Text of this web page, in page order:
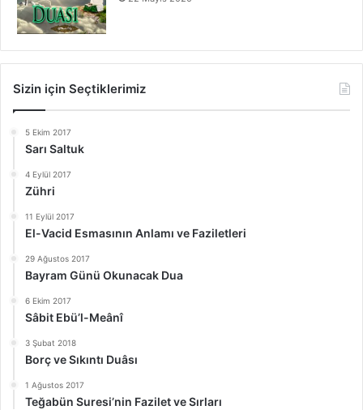
Sizin için Seçtiklerimiz
5 Ekim 2017
Sarı Saltuk
4 Eylül 2017
Zühri
11 Eylül 2017
El-Vacid Esmasının Anlamı ve Faziletleri
29 Ağustos 2017
Bayram Günü Okunacak Dua
6 Ekim 2017
Sâbit Ebü’l-Meânî
3 Şubat 2018
Borç ve Sıkıntı Duâsı
1 Ağustos 2017
Teğabün Suresi’nin Fazilet ve Sırları